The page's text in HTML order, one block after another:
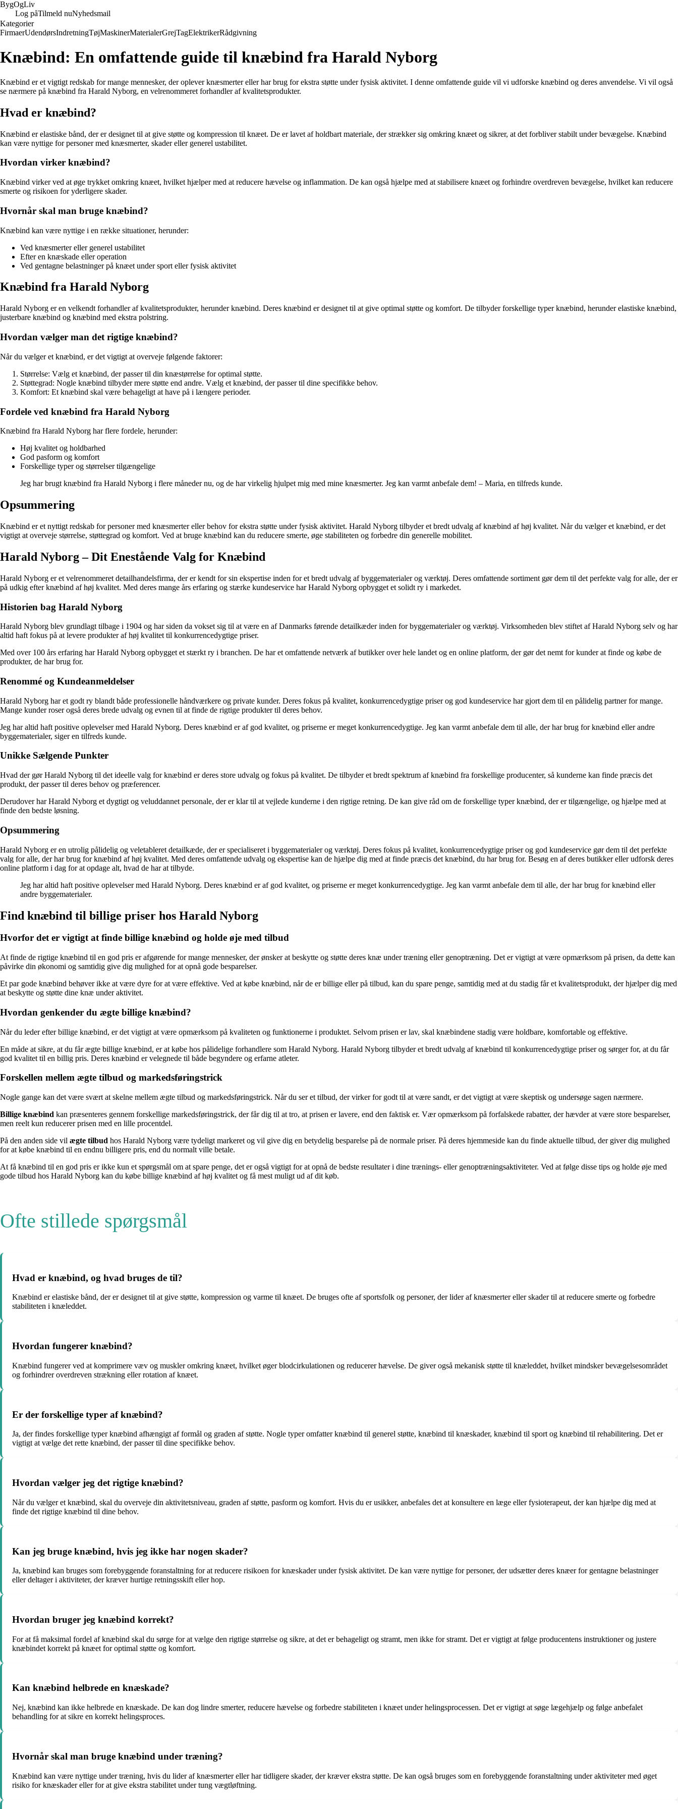
BygOgLiv
Log påTilmeld nuNyhedsmail
Kategorier
FirmaerUdendørsIndretningTøjMaskinerMaterialerGrejTagElektrikerRådgivning
Knæbind: En omfattende guide til knæbind fra Harald Nyborg
Knæbind er et vigtigt redskab for mange mennesker, der oplever knæsmerter eller har brug for ekstra støtte under fysisk aktivitet. I denne omfattende guide vil vi udforske knæbind og deres anvendelse. Vi vil også
se nærmere på knæbind fra Harald Nyborg, en velrenommeret forhandler af kvalitetsprodukter.
Hvad er knæbind?
Knæbind er elastiske bånd, der er designet til at give støtte og kompression til knæet. De er lavet af holdbart materiale, der strækker sig omkring knæet og sikrer, at det forbliver stabilt under bevægelse. Knæbind
kan være nyttige for personer med knæsmerter, skader eller generel ustabilitet.
Hvordan virker knæbind?
Knæbind virker ved at øge trykket omkring knæet, hvilket hjælper med at reducere hævelse og inflammation. De kan også hjælpe med at stabilisere knæet og forhindre overdreven bevægelse, hvilket kan reducere
smerte og risikoen for yderligere skader.
Hvornår skal man bruge knæbind?
Knæbind kan være nyttige i en række situationer, herunder:
Ved knæsmerter eller generel ustabilitet
Efter en knæskade eller operation
Ved gentagne belastninger på knæet under sport eller fysisk aktivitet
Knæbind fra Harald Nyborg
Harald Nyborg er en velkendt forhandler af kvalitetsprodukter, herunder knæbind. Deres knæbind er designet til at give optimal støtte og komfort. De tilbyder forskellige typer knæbind, herunder elastiske knæbind,
justerbare knæbind og knæbind med ekstra polstring.
Hvordan vælger man det rigtige knæbind?
Når du vælger et knæbind, er det vigtigt at overveje følgende faktorer:
Størrelse: Vælg et knæbind, der passer til din knæstørrelse for optimal støtte.
Støttegrad: Nogle knæbind tilbyder mere støtte end andre. Vælg et knæbind, der passer til dine specifikke behov.
Komfort: Et knæbind skal være behageligt at have på i længere perioder.
Fordele ved knæbind fra Harald Nyborg
Knæbind fra Harald Nyborg har flere fordele, herunder:
Høj kvalitet og holdbarhed
God pasform og komfort
Forskellige typer og størrelser tilgængelige
Jeg har brugt knæbind fra Harald Nyborg i flere måneder nu, og de har virkelig hjulpet mig med mine knæsmerter. Jeg kan varmt anbefale dem! – Maria, en tilfreds kunde.
Opsummering
Knæbind er et nyttigt redskab for personer med knæsmerter eller behov for ekstra støtte under fysisk aktivitet. Harald Nyborg tilbyder et bredt udvalg af knæbind af høj kvalitet. Når du vælger et knæbind, er det
vigtigt at overveje størrelse, støttegrad og komfort. Ved at bruge knæbind kan du reducere smerte, øge stabiliteten og forbedre din generelle mobilitet.
Harald Nyborg – Dit Enestående Valg for Knæbind
Harald Nyborg er et velrenommeret detailhandelsfirma, der er kendt for sin ekspertise inden for et bredt udvalg af byggematerialer og værktøj. Deres omfattende sortiment gør dem til det perfekte valg for alle, der er
på udkig efter knæbind af høj kvalitet. Med deres mange års erfaring og stærke kundeservice har Harald Nyborg opbygget et solidt ry i markedet.
Historien bag Harald Nyborg
Harald Nyborg blev grundlagt tilbage i 1904 og har siden da vokset sig til at være en af Danmarks førende detailkæder inden for byggematerialer og værktøj. Virksomheden blev stiftet af Harald Nyborg selv og har
altid haft fokus på at levere produkter af høj kvalitet til konkurrencedygtige priser.
Med over 100 års erfaring har Harald Nyborg opbygget et stærkt ry i branchen. De har et omfattende netværk af butikker over hele landet og en online platform, der gør det nemt for kunder at finde og købe de
produkter, de har brug for.
Renommé og Kundeanmeldelser
Harald Nyborg har et godt ry blandt både professionelle håndværkere og private kunder. Deres fokus på kvalitet, konkurrencedygtige priser og god kundeservice har gjort dem til en pålidelig partner for mange.
Mange kunder roser også deres brede udvalg og evnen til at finde de rigtige produkter til deres behov.
Jeg har altid haft positive oplevelser med Harald Nyborg. Deres knæbind er af god kvalitet, og priserne er meget konkurrencedygtige. Jeg kan varmt anbefale dem til alle, der har brug for knæbind eller andre
byggematerialer, siger en tilfreds kunde.
Unikke Sælgende Punkter
Hvad der gør Harald Nyborg til det ideelle valg for knæbind er deres store udvalg og fokus på kvalitet. De tilbyder et bredt spektrum af knæbind fra forskellige producenter, så kunderne kan finde præcis det
produkt, der passer til deres behov og præferencer.
Derudover har Harald Nyborg et dygtigt og veluddannet personale, der er klar til at vejlede kunderne i den rigtige retning. De kan give råd om de forskellige typer knæbind, der er tilgængelige, og hjælpe med at
finde den bedste løsning.
Opsummering
Harald Nyborg er en utrolig pålidelig og veletableret detailkæde, der er specialiseret i byggematerialer og værktøj. Deres fokus på kvalitet, konkurrencedygtige priser og god kundeservice gør dem til det perfekte
valg for alle, der har brug for knæbind af høj kvalitet. Med deres omfattende udvalg og ekspertise kan de hjælpe dig med at finde præcis det knæbind, du har brug for. Besøg en af deres butikker eller udforsk deres
online platform i dag for at opdage alt, hvad de har at tilbyde.
Jeg har altid haft positive oplevelser med Harald Nyborg. Deres knæbind er af god kvalitet, og priserne er meget konkurrencedygtige. Jeg kan varmt anbefale dem til alle, der har brug for knæbind eller
andre byggematerialer.
Find knæbind til billige priser hos Harald Nyborg
Hvorfor det er vigtigt at finde billige knæbind og holde øje med tilbud
At finde de rigtige knæbind til en god pris er afgørende for mange mennesker, der ønsker at beskytte og støtte deres knæ under træning eller genoptræning. Det er vigtigt at være opmærksom på prisen, da dette kan
påvirke din økonomi og samtidig give dig mulighed for at opnå gode besparelser.
Et par gode knæbind behøver ikke at være dyre for at være effektive. Ved at købe knæbind, når de er billige eller på tilbud, kan du spare penge, samtidig med at du stadig får et kvalitetsprodukt, der hjælper dig med
at beskytte og støtte dine knæ under aktivitet.
Hvordan genkender du ægte billige knæbind?
Når du leder efter billige knæbind, er det vigtigt at være opmærksom på kvaliteten og funktionerne i produktet. Selvom prisen er lav, skal knæbindene stadig være holdbare, komfortable og effektive.
En måde at sikre, at du får ægte billige knæbind, er at købe hos pålidelige forhandlere som Harald Nyborg. Harald Nyborg tilbyder et bredt udvalg af knæbind til konkurrencedygtige priser og sørger for, at du får
god kvalitet til en billig pris. Deres knæbind er velegnede til både begyndere og erfarne atleter.
Forskellen mellem ægte tilbud og markedsføringstrick
Nogle gange kan det være svært at skelne mellem ægte tilbud og markedsføringstrick. Når du ser et tilbud, der virker for godt til at være sandt, er det vigtigt at være skeptisk og undersøge sagen nærmere.
Billige knæbind kan præsenteres gennem forskellige markedsføringstrick, der får dig til at tro, at prisen er lavere, end den faktisk er. Vær opmærksom på forfalskede rabatter, der hævder at være store besparelser,
men reelt kun reducerer prisen med en lille procentdel.
På den anden side vil ægte tilbud hos Harald Nyborg være tydeligt markeret og vil give dig en betydelig besparelse på de normale priser. På deres hjemmeside kan du finde aktuelle tilbud, der giver dig mulighed
for at købe knæbind til en endnu billigere pris, end du normalt ville betale.
At få knæbind til en god pris er ikke kun et spørgsmål om at spare penge, det er også vigtigt for at opnå de bedste resultater i dine trænings- eller genoptræningsaktiviteter. Ved at følge disse tips og holde øje med
gode tilbud hos Harald Nyborg kan du købe billige knæbind af høj kvalitet og få mest muligt ud af dit køb.
Ofte stillede spørgsmål
Hvad er knæbind, og hvad bruges de til?
Knæbind er elastiske bånd, der er designet til at give støtte, kompression og varme til knæet. De bruges ofte af sportsfolk og personer, der lider af knæsmerter eller skader til at reducere smerte og forbedre
stabiliteten i knæleddet.
Hvordan fungerer knæbind?
Knæbind fungerer ved at komprimere væv og muskler omkring knæet, hvilket øger blodcirkulationen og reducerer hævelse. De giver også mekanisk støtte til knæleddet, hvilket mindsker bevægelsesområdet
og forhindrer overdreven strækning eller rotation af knæet.
Er der forskellige typer af knæbind?
Ja, der findes forskellige typer knæbind afhængigt af formål og graden af støtte. Nogle typer omfatter knæbind til generel støtte, knæbind til knæskader, knæbind til sport og knæbind til rehabilitering. Det er
vigtigt at vælge det rette knæbind, der passer til dine specifikke behov.
Hvordan vælger jeg det rigtige knæbind?
Når du vælger et knæbind, skal du overveje din aktivitetsniveau, graden af støtte, pasform og komfort. Hvis du er usikker, anbefales det at konsultere en læge eller fysioterapeut, der kan hjælpe dig med at
finde det rigtige knæbind til dine behov.
Kan jeg bruge knæbind, hvis jeg ikke har nogen skader?
Ja, knæbind kan bruges som forebyggende foranstaltning for at reducere risikoen for knæskader under fysisk aktivitet. De kan være nyttige for personer, der udsætter deres knæer for gentagne belastninger
eller deltager i aktiviteter, der kræver hurtige retningsskift eller hop.
Hvordan bruger jeg knæbind korrekt?
For at få maksimal fordel af knæbind skal du sørge for at vælge den rigtige størrelse og sikre, at det er behageligt og stramt, men ikke for stramt. Det er vigtigt at følge producentens instruktioner og justere
knæbindet korrekt på knæet for optimal støtte og komfort.
Kan knæbind helbrede en knæskade?
Nej, knæbind kan ikke helbrede en knæskade. De kan dog lindre smerter, reducere hævelse og forbedre stabiliteten i knæet under helingsprocessen. Det er vigtigt at søge lægehjælp og følge anbefalet
behandling for at sikre en korrekt helingsproces.
Hvornår skal man bruge knæbind under træning?
Knæbind kan være nyttige under træning, hvis du lider af knæsmerter eller har tidligere skader, der kræver ekstra støtte. De kan også bruges som en forebyggende foranstaltning under aktiviteter med øget
risiko for knæskader eller for at give ekstra stabilitet under tung vægtløftning.